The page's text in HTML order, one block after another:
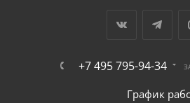
+7 495 795-94-34
График